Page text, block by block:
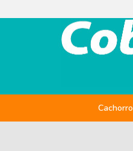
Cachorro